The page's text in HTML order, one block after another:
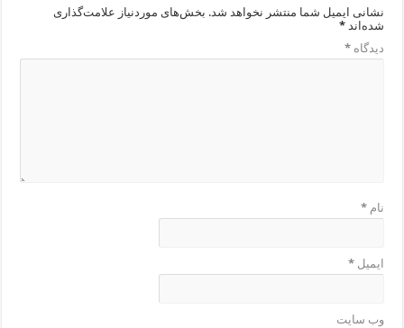
نشانی ایمیل شما منتشر نخواهد شد. بخش‌های موردنیاز علامت‌گذاری
شده‌اند*
دیدگاه*
نام*
ایمیل*
وب‌ سایت